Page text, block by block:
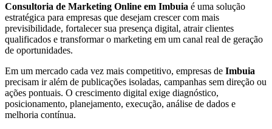
Consultoria de Marketing Online em Imbuia é uma solução
estratégica para empresas que desejam crescer com mais
previsibilidade, fortalecer sua presença digital, atrair clientes
qualificados e transformar o marketing em um canal real de geração
de oportunidades.
Em um mercado cada vez mais competitivo, empresas de Imbuia
precisam ir além de publicações isoladas, campanhas sem direção ou
ações pontuais. O crescimento digital exige diagnóstico,
posicionamento, planejamento, execução, análise de dados e
melhoria contínua.